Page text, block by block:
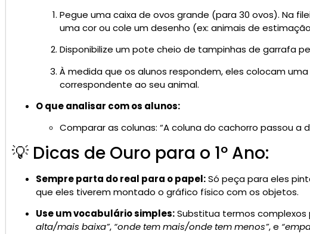
Pegue uma caixa de ovos grande (para 30 ovos). Na
uma cor ou cole um desenho (ex: animais de
Disponibilize um pote cheio de tampinhas de garrafa
À medida que os alunos respondem, eles colocam
correspondente ao seu animal.
O que analisar com os alunos:
Comparar as colunas: “A coluna do cachorro passou a
💡 Dicas de Ouro para o 1º Ano:
Sempre parta do real para o papel:Só peça para eles
que eles tiverem montado o gráfico físico com os objetos.
Use um vocabulário simples:Substitua termos
alta/mais baixa”, “onde tem mais/onde tem menos”, e